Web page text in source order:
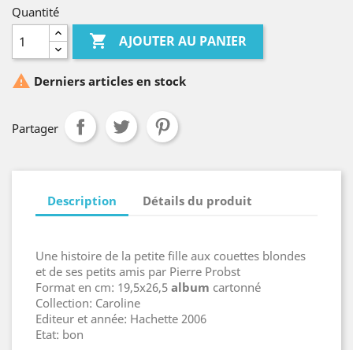
Quantité
 AJOUTER AU PANIER
 Derniers articles en stock
Partager
Description Détails du produit
Une histoire de la petite fille aux couettes blondes
et de ses petits amis par Pierre Probst
Format en cm: 19,5x26,5 album cartonné
Collection: Caroline
Editeur et année: Hachette 2006
Etat: bon